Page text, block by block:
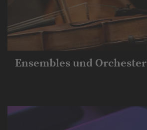
Ensembles und Orchester